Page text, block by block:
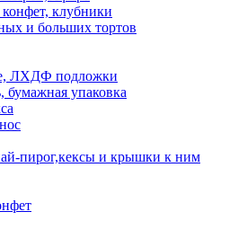
клубники
и больших тортов
ЛХДФ подложки
упаковка
пирог,кексы и крышки к ним